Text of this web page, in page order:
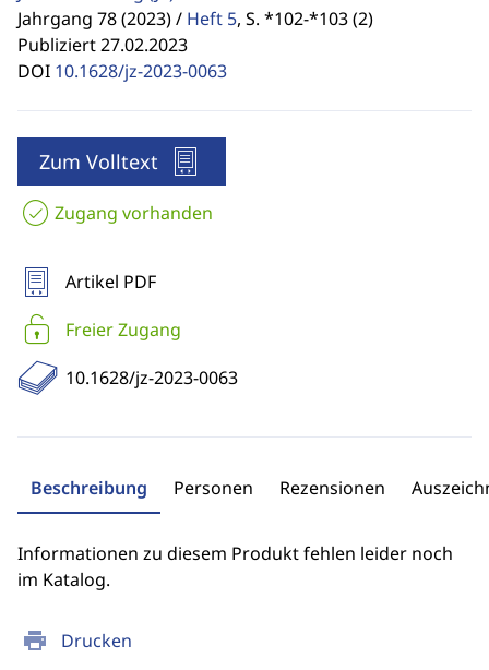
print Drucken
Jahrgang 78 (2023) / Heft 5, S. *102-*103 (2)
Publiziert 27.02.2023
DOI 10.1628/jz-2023-0063
Zum Volltext
Zugang vorhanden
Artikel PDF
Freier Zugang
10.1628/jz-2023-0063
Beschreibung Personen Rezensionen
Informationen zu diesem Produkt fehlen leider noch
im Katalog.